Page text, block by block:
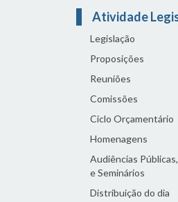
Atividade
Legislação
Proposições
Reuniões
Comissões
Ciclo Orçamentário
Homenagens
Audiências
e Seminários
Distribuição do dia